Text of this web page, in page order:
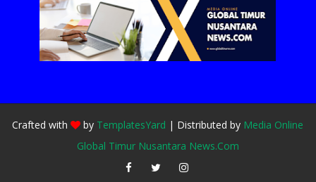
Crafted with by TemplatesYard | Distributed by Media Online
Global Timur Nusantara News.Com